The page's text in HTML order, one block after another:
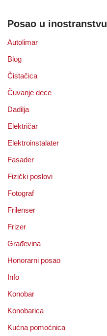
Posao u inostranstvu
Autolimar
Blog
Čistačica
Čuvanje dece
Dadilja
Električar
Elektroinstalater
Fasader
Fizički poslovi
Fotograf
Frilenser
Frizer
Građevina
Honorarni posao
Info
Konobar
Konobarica
Kućna pomoćnica